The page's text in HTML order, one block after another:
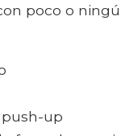
poco o
up